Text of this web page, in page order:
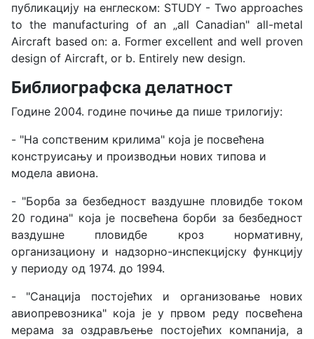
публикацију на енглеском: STUDY - Two approaches
to the manufacturing of an „all Canadian" all-metal
Aircraft based on: a. Former excellent and well proven
design of Aircraft, or b. Entirely new design.
Библиографска делатност
Године 2004. године почиње да пише трилогију:
- "На сопственим крилима" која је посвећена
конструисању и производњи нових типова и
модела авиона.
- "Борба за безбедност ваздушне пловидбе током
20 година" која је посвећена борби за безбедност
ваздушне пловидбе кроз нормативну,
организациону и надзорно-инспекцијску функцију
у периоду од 1974. до 1994.
- "Санација постојећих и организовање нових
авиопревозника" која је у првом реду посвећена
мерама за оздрављење постојећих компанија, а